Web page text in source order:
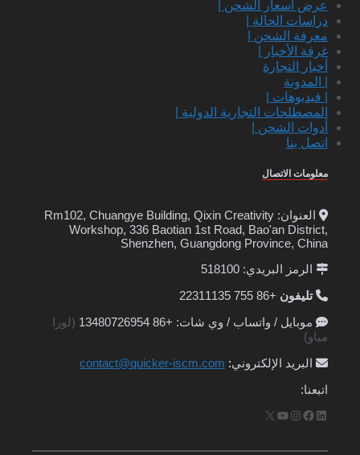
عرض أسعار الشحن |
دراسات الحالة |
معرفة الشحن |
غرفة الأخبار |
أخبار التجارة
| المدونة
| فيديوهات |
المصطلحات التجارية الدولية |
أدوات الشحن |
اتصل بنا
معلومات الاتصال
العنوان: Rm102, Chuangye Building, Qixin Creativity
Workshop, 336 Baotian 1st Road, Bao'an District,
Shenzhen, Guangdong Province, China
الرمز البريدي: 518100
تليفون +86 755 22311135
موبايل / واتساب / وي شات: +86 13480726954
(لورا
مياو)
البريد الإلكتروني:
contact@quicker-iscm.com
اتبعنا: